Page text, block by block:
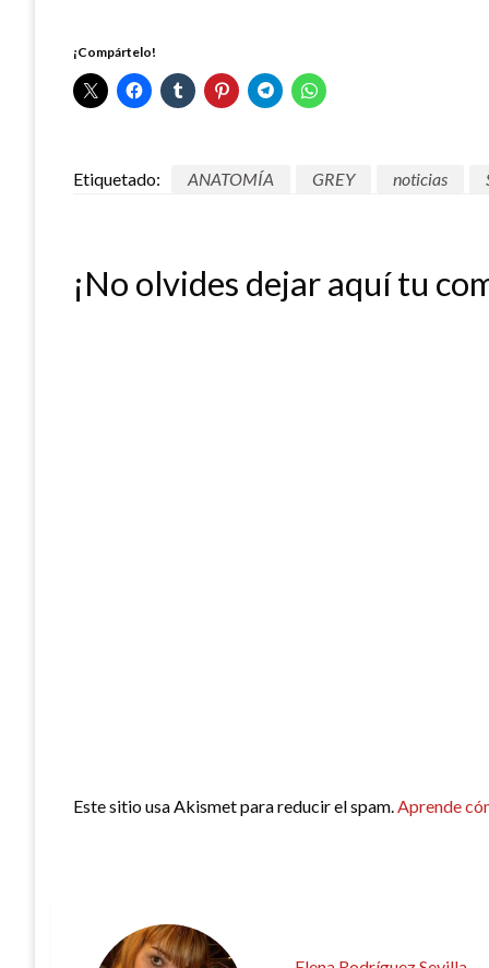
¡Compártelo!
Etiquetado: ANATOMÍA GREY noticias
¡No olvides dejar aquí tu
Este sitio usa Akismet para reducir el spam.Aprende